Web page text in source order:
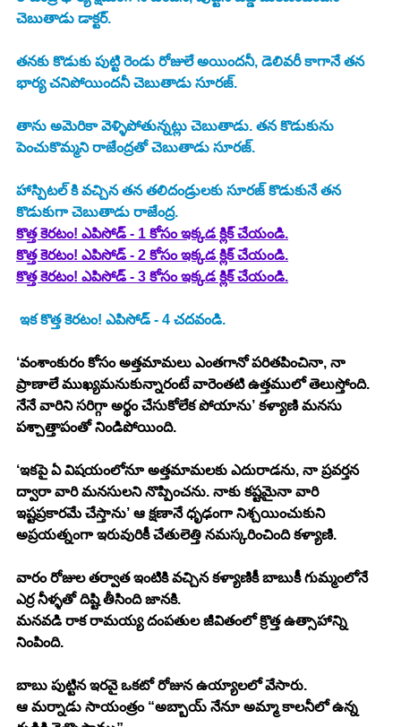
చెబుతాడు డాక్టర్.
తనకు కొడుకు పుట్టి రెండు రోజులే అయిందనీ, డెలివరీ కాగానే తన
భార్య చనిపోయిందనీ చెబుతాడు సూరజ్.
తాను అమెరికా వెళ్ళిపోతున్నట్లు చెబుతాడు. తన కొడుకును
పెంచుకొమ్మని రాజేంద్రతో చెబుతాడు సూరజ్.
హాస్పిటల్ కి వచ్చిన తన తలిదండ్రులకు సూరజ్ కొడుకునే తన
కొడుకుగా చెబుతాడు రాజేంద్ర.
కొత్త కెరటం! ఎపిసోడ్ - 1 కోసం ఇక్కడ క్లిక్ చేయండి.
కొత్త కెరటం! ఎపిసోడ్ - 2 కోసం ఇక్కడ క్లిక్ చేయండి.
కొత్త కెరటం! ఎపిసోడ్ - 3 కోసం ఇక్కడ క్లిక్ చేయండి.
ఇక కొత్త కెరటం! ఎపిసోడ్ - 4 చదవండి.
‘వంశాంకురం కోసం అత్తమామలు ఎంతగానో పరితపించినా, నా
ప్రాణాలే ముఖ్యమనుకున్నారంటే వారెంతటి ఉత్తములో తెలుస్తోంది.
నేనే వారిని సరిగ్గా అర్థం చేసుకోలేక పోయాను’ కళ్యాణి మనసు
పశ్చాత్తాపంతో నిండిపోయింది.
‘ఇకపై ఏ విషయంలోనూ అత్తమామలకు ఎదురాడను, నా ప్రవర్తన
ద్వారా వారి మనసులని నొప్పించను. నాకు కష్టమైనా వారి
ఇష్టప్రకారమే చేస్తాను’ ఆ క్షణానే ధృఢంగా నిశ్చయించుకుని
అప్రయత్నంగా ఇరువురికీ చేతులెత్తి నమస్కరించింది కళ్యాణి.
వారం రోజుల తర్వాత ఇంటికి వచ్చిన కళ్యాణికీ బాబుకీ గుమ్మంలోనే
ఎర్ర నీళ్ళతో దిష్టి తీసింది జానకి.
మనవడి రాక రామయ్య దంపతుల జీవితంలో క్రొత్త ఉత్సాహాన్ని
నింపింది.
బాబు పుట్టిన ఇరవై ఒకటో రోజున ఉయ్యాలలో వేసారు.
ఆ మర్నాడు సాయంత్రం “అబ్బాయ్ నేనూ అమ్మా కాలనీలో ఉన్న